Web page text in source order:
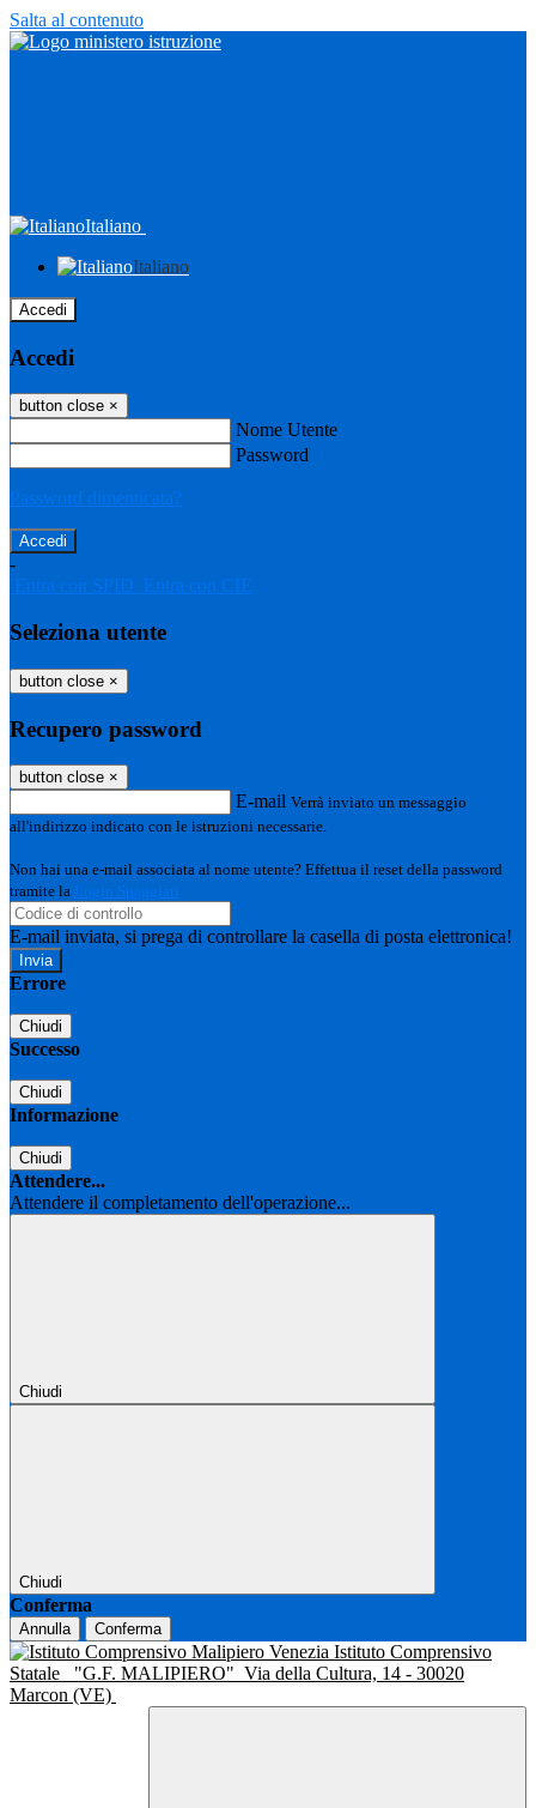
Salta al contenuto
Italiano
Italiano
Accedi
Accedi
button close ×
Nome Utente
Password
Password dimenticata?
-
Entra con SPID
Entra con CIE
Seleziona utente
button close ×
Recupero password
button close ×
E-mail Verrà inviato un messaggio
all'indirizzo indicato con le istruzioni necessarie.
Non hai una e-mail associata al nome utente? Effettua il reset della password
tramite la Login Spaggiari
E-mail inviata, si prega di controllare la casella di posta elettronica!
Errore
Chiudi
Successo
Chiudi
Informazione
Chiudi
Attendere...
Attendere il completamento dell'operazione...
Chiudi
Chiudi
Conferma
Annulla Conferma
Istituto Comprensivo
Statale
"G.F. MALIPIERO" Via della Cultura, 14 - 30020
Marcon (VE)